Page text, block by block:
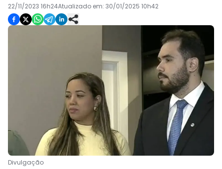
22/11/2023 16h24Atualizado em: 30/01/2025 10h42
Divulgação